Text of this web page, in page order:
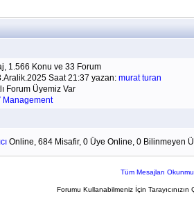
1.566 Konu ve 33 Forum
Saat 21:37 yazan: murat turan
Forum Üyemiz Var
Management
Online, 684 Misafir, 0 Üye Online, 0 Bilinmeyen
Tüm Mesajları
Forumu Kullanabilmeniz İçin